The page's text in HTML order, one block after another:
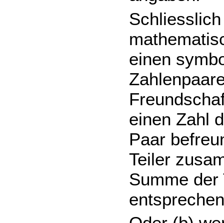
einen
einen Zahl
Paar
Teiler
Summe der